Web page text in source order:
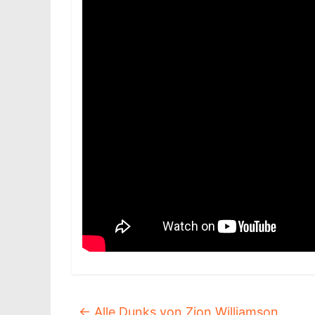
← Alle Dunks von Zion Williamson